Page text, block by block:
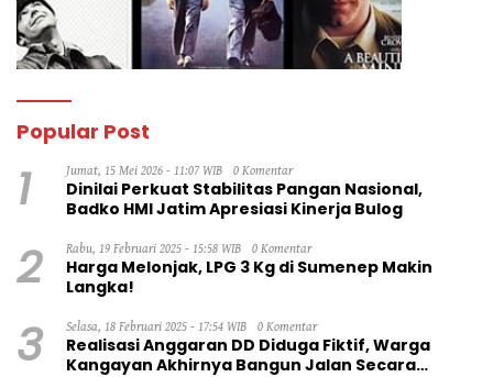
Popular Post
1 Jumat, 15 Mei 2026 - 11:07 WIB 0 Komentar
Dinilai Perkuat Stabilitas Pangan Nasional,
Badko HMI Jatim Apresiasi Kinerja Bulog
2 Rabu, 19 Februari 2025 - 15:58 WIB 0 Komentar
Harga Melonjak, LPG 3 Kg di Sumenep Makin
Langka!
3 Selasa, 18 Februari 2025 - 17:54 WIB 0 Komentar
Realisasi Anggaran DD Diduga Fiktif, Warga
Kangayan Akhirnya Bangun Jalan Secara